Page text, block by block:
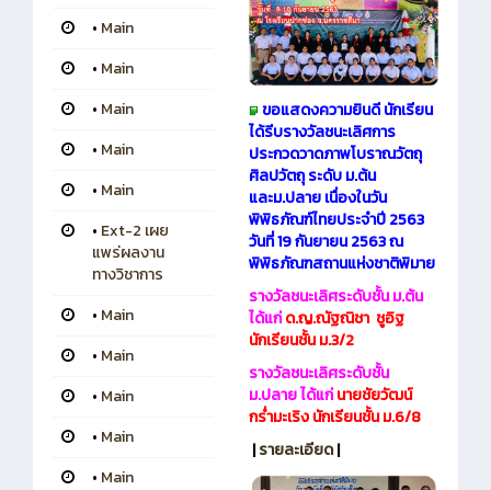
• Main
• Main
• Main
• Main
• Main
• Ext-2 เผย
แพร่ผลงาน
ทางวิชาการ
• Main
• Main
• Main
• Main
• Main
ขอแสดงความยินดี นักเรียน
ได้รีบรางวัลชนะเลิศการ
ประกวดวาดภาพโบราณวัตถุ
ศิลปวัตถุ ระดับ ม.ต้น
และม.ปลาย เนื่องในวัน
พิพิธภัณฑ์ไทยประจำปี 2563
วันที่ 19 กันยายน 2563 ณ
พิพิธภัณฑสถานแห่งชาติพิมาย
รางวัลชนะเลิศระดับชั้น ม.ต้น
ได้แก่ด.ญ.ณัฐณิชา ชูอิฐ
นักเรียนชั้น ม.3/2
รางวัลชนะเลิศระดับชั้น
ม.ปลาย ได้แก่นายชัยวัฒน์
กร่ำมะเริง นักเรียนชั้น ม.6/8
|รายละเอียด|